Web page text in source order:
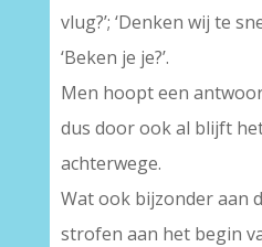
vlug?’; ‘Denken wij te
‘Beken je je?’.
Men hoopt een
dus door ook al blijft
achterwege.
Wat ook bijzonder aan
strofen aan het begin